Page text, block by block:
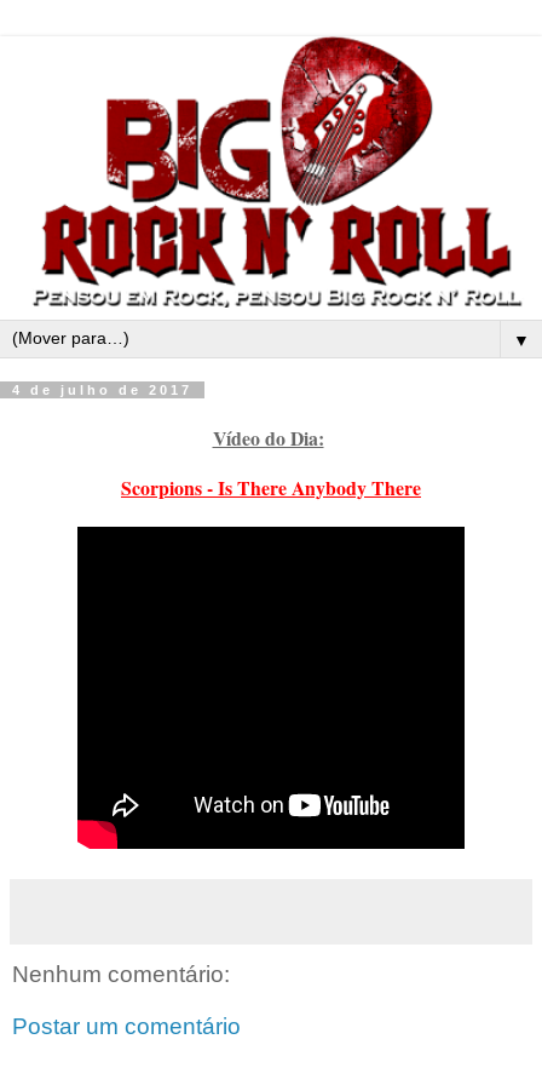
▼
4 de julho de 2017
Vídeo do Dia:
Scorpions - Is There Anybody There
Nenhum comentário:
Postar um comentário